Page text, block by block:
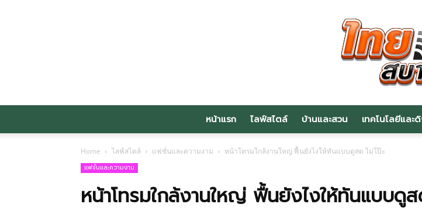
หน้าแรก ไลฟ์สไตล์ บ้านและสวน เทคโนโลยีและ
Home ไลฟ์สไตล์ แฟชั่นและความงาม หน้าโทรมใกล้งานใหญ่ ฟื้นยังไงให้ทันแบบดูสด ไม่โป๊ะ
แฟชั่นและความงาม
หน้าโทรมใกล้งานใหญ่ ฟื้นยังไงให้ทันแบบดูส